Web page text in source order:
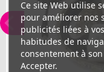
Ce site Web utilise
pour améliorer nos
publicités liées à
habitudes de
consentement à
Accepter.